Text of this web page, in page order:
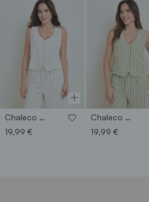
Chaleco rustico
19,99 €
Chaleco raya
19,99 €